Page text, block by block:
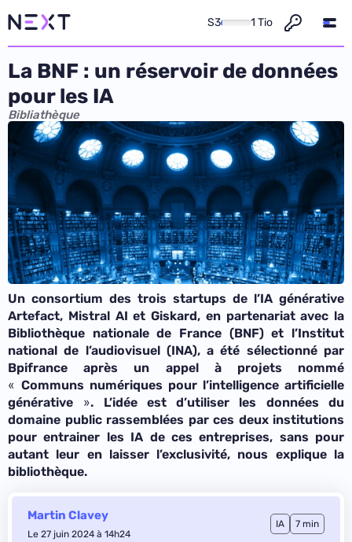
S3 1 Tio
La BNF : un réservoir de données
pour les IA
Bibliathèque
Un consortium des trois startups de l’IA générative
Artefact, Mistral AI et Giskard, en partenariat avec la
Bibliothèque nationale de France (BNF) et l’Institut
national de l’audiovisuel (INA),a été sélectionné par
Bpifrance après un appel à projets nommé
« Communs numériques pour l’intelligence artificielle
générative ». L’idée est d’utiliser les données du
domaine public rassemblées par ces deux institutions
pour entrainer les IA de ces entreprises, sans pour
autant leur en laisser l’exclusivité, nous explique la
bibliothèque.
Martin Clavey
Le 27 juin 2024 à 14h24
IA 7 min